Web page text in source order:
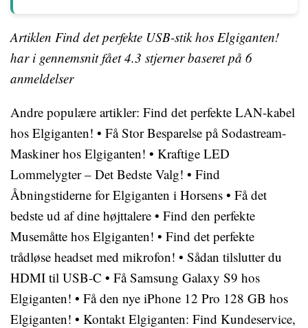
Artiklen Find det perfekte USB-stik hos Elgiganten!
har i gennemsnit fået4.3 stjerner baseret på 6
anmeldelser
Andre populære artikler: Find det perfekte LAN-kabel
hos Elgiganten! • Få Stor Besparelse på Sodastream-
Maskiner hos Elgiganten! • Kraftige LED
Lommelygter – Det Bedste Valg! • Find
Åbningstiderne for Elgiganten i Horsens • Få det
bedste ud af dine højttalere • Find den perfekte
Musemåtte hos Elgiganten! • Find det perfekte
trådløse headset med mikrofon! • Sådan tilslutter du
HDMI til USB-C • Få Samsung Galaxy S9 hos
Elgiganten! • Få den nye iPhone 12 Pro 128 GB hos
Elgiganten! • Kontakt Elgiganten: Find Kundeservice,